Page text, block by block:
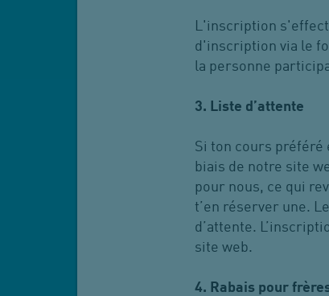
L'inscription
d'inscription via le
la personne
3. Liste d’attente
Si ton cours préféré
biais de notre site
pour nous, ce qui
t’en réserver une.
d’attente.
site web.
4. Rabais pour